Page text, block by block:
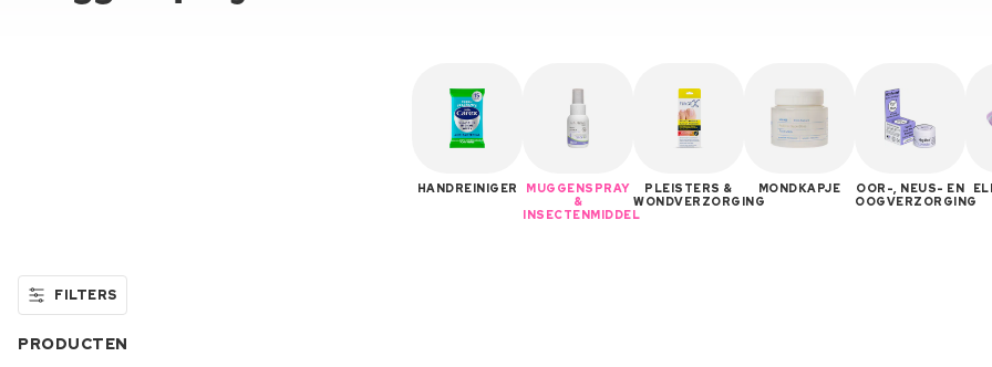
HANDREINIGER
MUGGENSPRAY
&
INSECTENMIDDEL
PLEISTERS &
WONDVERZORGING
MONDKAPJE
OOR-, NEUS- EN
OOGVERZORGING
FILTERS
PRODUCTEN